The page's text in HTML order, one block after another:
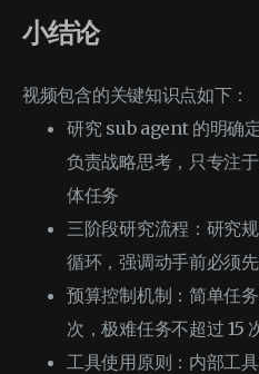
小结论
视频包含的关键知识点如下：
研究 sub agent 的明确
负责战略思考，只专注
体任务
三阶段研究流程：研究
循环，强调动手前必须
预算控制机制：简单任
次，极难任务不超过 15
工具使用原则：内部工